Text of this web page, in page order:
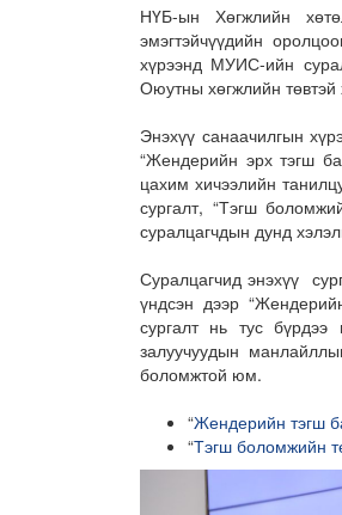
НҮБ-ын Хөгжлийн
эмэгтэйчүүдийн
хүрээнд МУИС-ийн
Оюутны хөгжлийн төвтэй
Энэхүү санаачилгын
“Жендерийн эрх тэгш
цахим хичээлийн
сургалт, “Тэгш
суралцагчдын дунд
Суралцагчид энэхүү
үндсэн дээр
сургалт нь тус бүрдээ
залуучуудын
боломжтой юм.
“Жендерийн тэгш
“Тэгш боломжийн